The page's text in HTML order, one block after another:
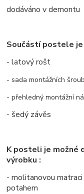
dodáváno v demontu
Součástí postele je
- latový rošt
- sada montážních
- přehledný montážní
- šedý závěs
K posteli je možné
výrobku :
- molitanovou
potahem